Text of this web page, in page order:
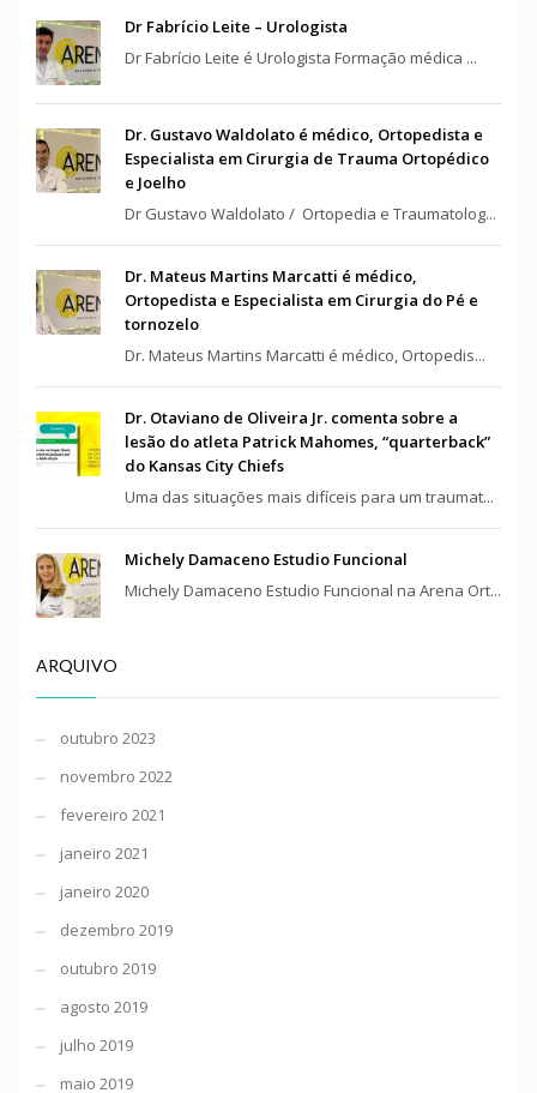
Dr Fabrício Leite – Urologista
Dr Fabrício Leite é Urologista Formação médica ...
Dr. Gustavo Waldolato é médico, Ortopedista e
Especialista em Cirurgia de Trauma Ortopédico
e Joelho
Dr Gustavo Waldolato / Ortopedia e Traumatolog...
Dr. Mateus Martins Marcatti é médico,
Ortopedista e Especialista em Cirurgia do Pé e
tornozelo
Dr. Mateus Martins Marcatti é médico, Ortopedis...
Dr. Otaviano de Oliveira Jr. comenta sobre a
lesão do atleta Patrick Mahomes, “quarterback”
do Kansas City Chiefs
Uma das situações mais difíceis para um traumat...
Michely Damaceno Estudio Funcional
Michely Damaceno Estudio Funcional na Arena Ort...
ARQUIVO
outubro 2023
novembro 2022
fevereiro 2021
janeiro 2021
janeiro 2020
dezembro 2019
outubro 2019
agosto 2019
julho 2019
maio 2019